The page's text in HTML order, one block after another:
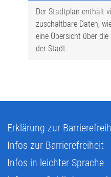
Der Stadtplan enthält
zuschaltbare Daten,
eine Übersicht über die
der Stadt.
Erklärung zur
Infos zur Barrierefreiheit
Infos in leichter Sprache